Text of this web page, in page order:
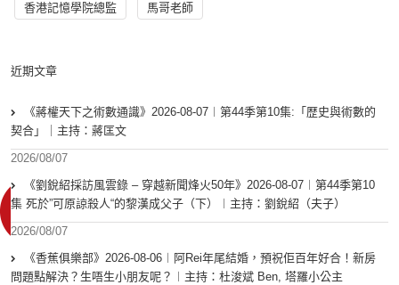
香港記憶學院總監 馬哥老師
近期文章
《蔣權天下之術數通識》2026-08-07︱第44季第10集:「歴史與術數的
契合」｜主持：蔣匡文
2026/08/07
《劉銳紹採訪風雲錄 – 穿越新聞烽火50年》2026-08-07︱第44季第10
集 死於”可原諒殺人“的黎漢成父子（下）︱主持：劉銳紹（夫子）
2026/08/07
《香蕉俱樂部》2026-08-06︱阿Rei年尾結婚，預祝佢百年好合！新房
問題點解決？生唔生小朋友呢？︱主持：杜浚斌 Ben, 塔羅小公主